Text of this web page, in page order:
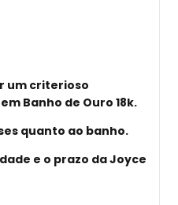
um criterioso
Banho de Ouro 18k.
quanto ao banho.
e o prazo da Joyce